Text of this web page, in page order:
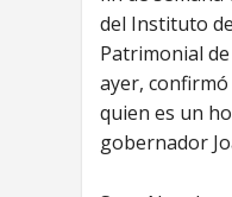
del Instituto
Patrimonial
ayer,
quien es un
gobernador